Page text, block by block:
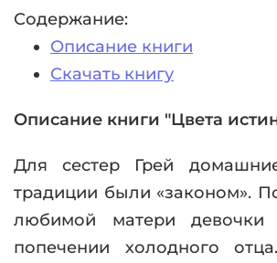
Содержание:
Описание книги
Скачать книгу
Описание книги "Цвета
Для сестер Грей
традиции были «законом».
любимой матери девочки
попечении холодного